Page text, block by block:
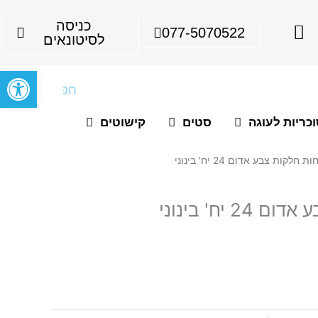
I
n
g
a
077-5070522
כניסה
לסיטונאים
לעוגה סטים קישוטים
חלקות צבע אדום 24 יח' בינוני
יח' בינוני
פתח